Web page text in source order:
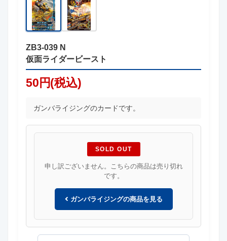
ZB3-039 N
仮面ライダービースト
50円(税込)
ガンバライジングのカードです。
SOLD OUT
申し訳ございません。こちらの商品は売り切れ
です。
ガンバライジングの商品を見る